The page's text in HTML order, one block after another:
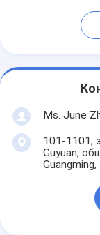
Ms. June
101-1101,
Guyuan,